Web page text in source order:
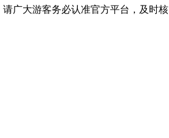
广大游客务必认准官方平台，及时核